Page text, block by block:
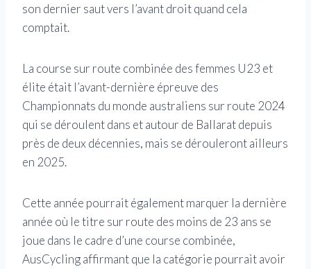
son dernier saut vers l’avant droit quand cela
comptait.
La course sur route combinée des femmes U23 et
élite était l’avant-dernière épreuve des
Championnats du monde australiens sur route 2024
qui se déroulent dans et autour de Ballarat depuis
près de deux décennies, mais se dérouleront ailleurs
en 2025.
Cette année pourrait également marquer la dernière
année où le titre sur route des moins de 23 ans se
joue dans le cadre d’une course combinée,
AusCycling affirmant que la catégorie pourrait avoir